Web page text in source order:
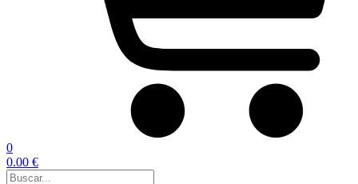
0
0.00 €